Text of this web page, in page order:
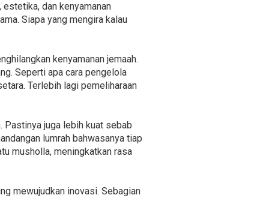
dan kenyamanan
Siapa yang mengira kalau
kenyamanan jemaah.
Seperti apa cara pengelola
Terlebih lagi pemeliharaan
Pastinya juga lebih kuat sebab
lumrah bahwasanya tiap
musholla, meningkatkan rasa
mewujudkan inovasi. Sebagian